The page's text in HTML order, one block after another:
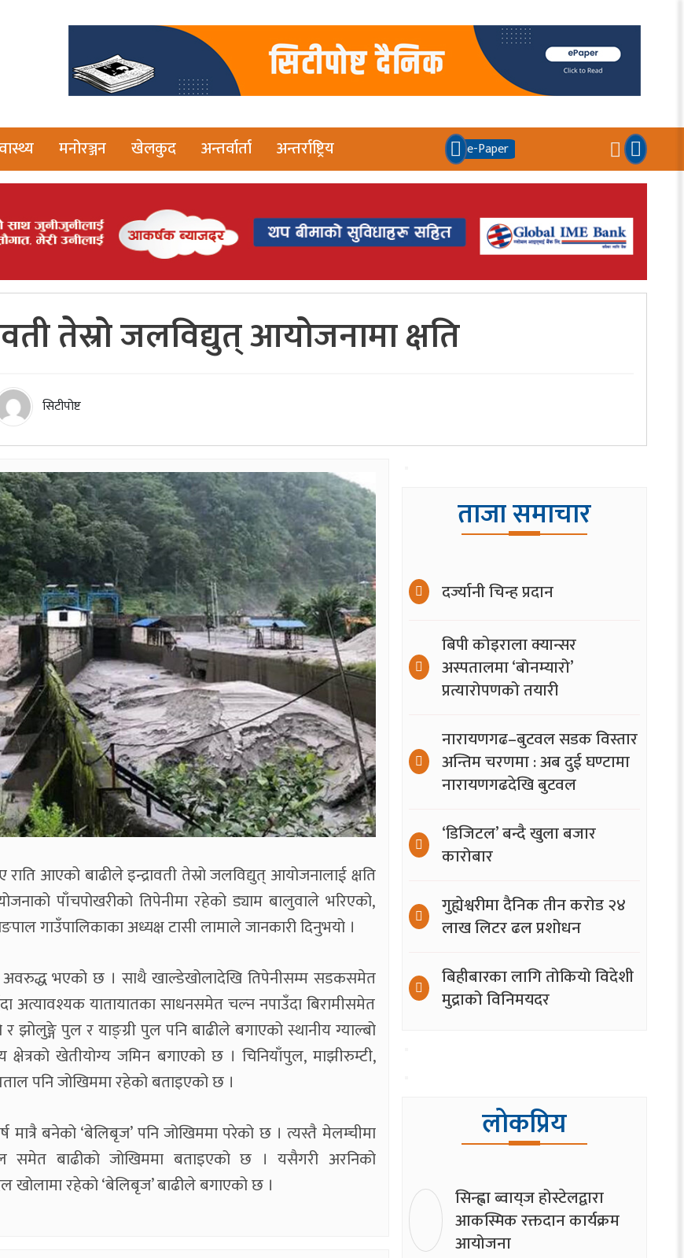
मनोरञ्जन खेलकुद अन्तर्वार्ता अन्तर्राष्ट्रिय e-Paper
तेस्रो जलविद्युत् आयोजनामा क्षति
सिटीपोष्ट
राति आएको बाढीले इन्द्रावती तेस्रो जलविद्युत् आयोजनालाई क्षति
पाँचपोखरीको तिपेनीमा रहेको ड्याम बालुवाले भरिएको,
गाउँपालिकाका अध्यक्ष टासी लामाले जानकारी दिनुभयो ।
अवरुद्ध भएको छ । साथै खाल्डेखोलादेखि तिपेनीसम्म सडकसमेत
यातायातका साधनसमेत चल्न नपाउँदा बिरामीसमेत
पुल र याङ्ग्री पुल पनि बाढीले बगाएको स्थानीय ग्याल्बो
क्षेत्रको खेतीयोग्य जमिन बगाएको छ । चिनियाँपुल, माझीरुम्टी,
पनि जोखिममा रहेको बताइएको छ ।
मात्रै बनेको ‘बेलिबृज’ पनि जोखिममा परेको छ । त्यस्तै मेलम्चीमा
समेत बाढीको जोखिममा बताइएको छ । यसैगरी अरनिको
खोलामा रहेको ‘बेलिबृज’ बाढीले बगाएको छ ।
ताजा समाचार
दर्ज्यानी चिन्ह प्रदान
बिपी कोइराला क्यान्सर
अस्पतालमा ‘बोनम्यारो’
प्रत्यारोपणको तयारी
नारायणगढ–बुटवल सडक विस्तार
अन्तिम चरणमा : अब दुई घण्टामा
नारायणगढदेखि बुटवल
‘डिजिटल’ बन्दै खुला बजार
कारोबार
गुह्येश्वरीमा दैनिक तीन करोड २४
लाख लिटर ढल प्रशोधन
बिहीबारका लागि तोकियो विदेशी
मुद्राको विनिमयदर
लोकप्रिय
सिन्ह्वा ब्वाय्‌ज होस्टेलद्वारा
आकस्मिक रक्तदान कार्यक्रम
आयोजना